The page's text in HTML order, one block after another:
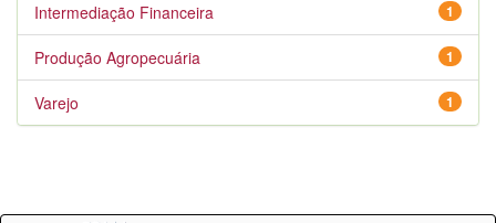
1
Intermediação Financeira
1
Produção Agropecuária
1
Varejo